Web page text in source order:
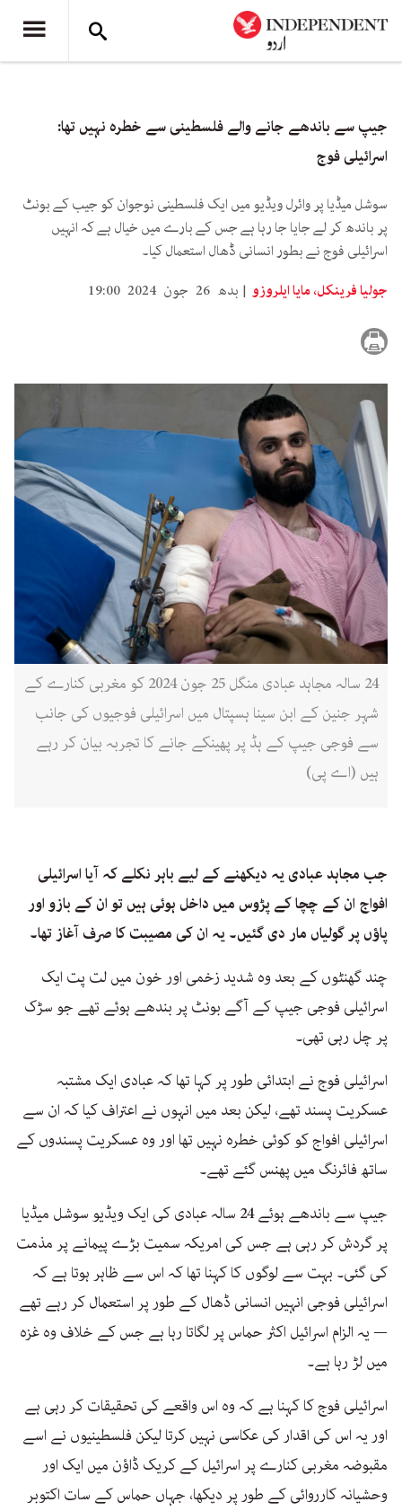
جیپ سے باندھے جانے والے فلسطینی سے خطرہ نہیں تھا:
اسرائیلی فوج
سوشل میڈیا پر وائرل ویڈیو میں ایک فلسطینی نوجوان کو جیب کے بونٹ
پر باندھ کر لے جایا جا رہا ہے جس کے بارے میں خیال ہے کہ انہیں
اسرائیلی فوج نے بطور انسانی ڈھال استعمال کیا۔
جولیا فرینکل، مایا ایلروزو
بدھ 26 جون 2024 19:00
24 سالہ مجاہد عبادی منگل 25 جون 2024 کو مغربی کنارے کے
شہر جنین کے ابن سینا ہسپتال میں اسرائیلی فوجیوں کی جانب
سے فوجی جیپ کے ہڈ پر پھینکے جانے کا تجربہ بیان کر رہے
ہیں (اے پی)
جب مجاہد عبادی یہ دیکھنے کے لیے باہر نکلے کہ آیا اسرائیلی
افواج ان کے چچا کے پڑوس میں داخل ہوئی ہیں تو ان کے بازو اور
پاؤں پر گولیاں مار دی گئیں۔ یہ ان کی مصیبت کا صرف آغاز تھا۔
چند گھنٹوں کے بعد وہ شدید زخمی اور خون میں لت پت ایک
اسرائیلی فوجی جیپ کے آگے بونٹ پر بندھے ہوئے تھے جو سڑک
پر چل رہی تھی۔
اسرائیلی فوج نے ابتدائی طور پر کہا تھا کہ عبادی ایک مشتبہ
عسکریت پسند تھے، لیکن بعد میں انہوں نے اعتراف کیا کہ ان سے
اسرائیلی افواج کو کوئی خطرہ نہیں تھا اور وہ عسکریت پسندوں کے
ساتھ فائرنگ میں پھنس گئے تھے۔
جیپ سے باندھے ہوئے 24 سالہ عبادی کی ایک ویڈیو سوشل میڈیا
پر گردش کر رہی ہے جس کی امریکہ سمیت بڑے پیمانے پر مذمت
کی گئی۔ بہت سے لوگوں کا کہنا تھا کہ اس سے ظاہر ہوتا ہے کہ
اسرائیلی فوجی انہیں انسانی ڈھال کے طور پر استعمال کر رہے تھے
— یہ الزام اسرائیل اکثر حماس پر لگاتا رہا ہے جس کے خلاف وہ غزہ
میں لڑ رہا ہے۔
اسرائیلی فوج کا کہنا ہے کہ وہ اس واقعے کی تحقیقات کر رہی ہے
اور یہ اس کی اقدار کی عکاسی نہیں کرتا لیکن فلسطینیوں نے اسے
مقبوضہ مغربی کنارے پر اسرائیل کے کریک ڈاؤن میں ایک اور
وحشیانہ کارروائی کے طور پر دیکھا، جہاں حماس کے سات اکتوبر